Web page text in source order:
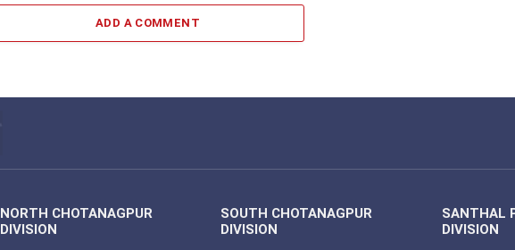
ADD A COMMENT
NORTH CHOTANAGPUR
DIVISION
SOUTH CHOTANAGPUR
DIVISION
SANTHAL
DIVISION